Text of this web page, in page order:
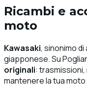
Ricambi e
moto
Kawasaki, sinonimo
giapponese. Su
originali:
mantenere la tua moto